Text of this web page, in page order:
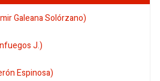
Galeana Solórzano)
J.)
Espinosa)